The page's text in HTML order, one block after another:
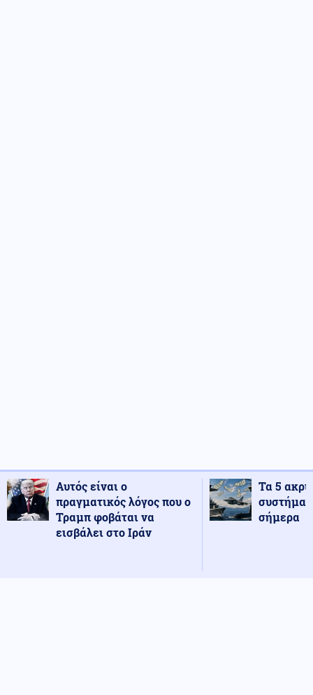
Αυτός είναι ο
πραγματικός λόγος που ο
Τραμπ φοβάται να
εισβάλει στο Ιράν
Τα 5
σήμερα